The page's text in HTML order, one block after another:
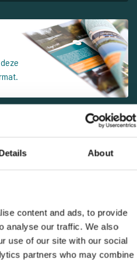
About
content and ads, to provide
analyse our traffic. We also
use of our site with our social
partners who may combine